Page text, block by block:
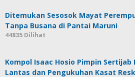
Ditemukan Sesosok Mayat
Tanpa Busana di Pantai Maruni
44835 Dilihat
Kompol Isaac Hosio Pimpin Sertijab
Lantas dan Pengukuhan Kasat